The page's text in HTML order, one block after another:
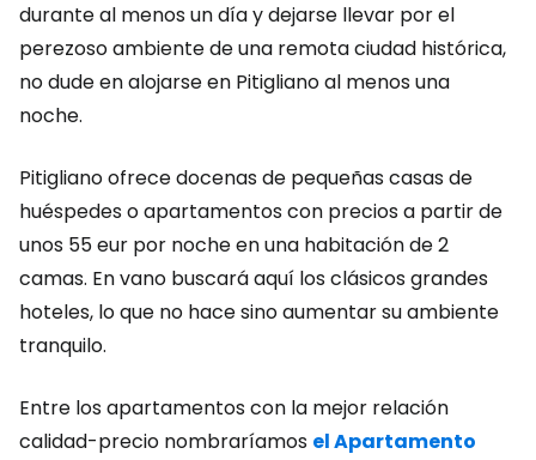
durante al menos un día y dejarse llevar por el
perezoso ambiente de una remota ciudad histórica,
no dude en alojarse en Pitigliano al menos una
noche.
Pitigliano ofrece docenas de pequeñas casas de
huéspedes o apartamentos con precios a partir de
unos 55 eur por noche en una habitación de 2
camas. En vano buscará aquí los clásicos grandes
hoteles, lo que no hace sino aumentar su ambiente
tranquilo.
Entre los apartamentos con la mejor relación
calidad-precio nombraríamos el Apartamento